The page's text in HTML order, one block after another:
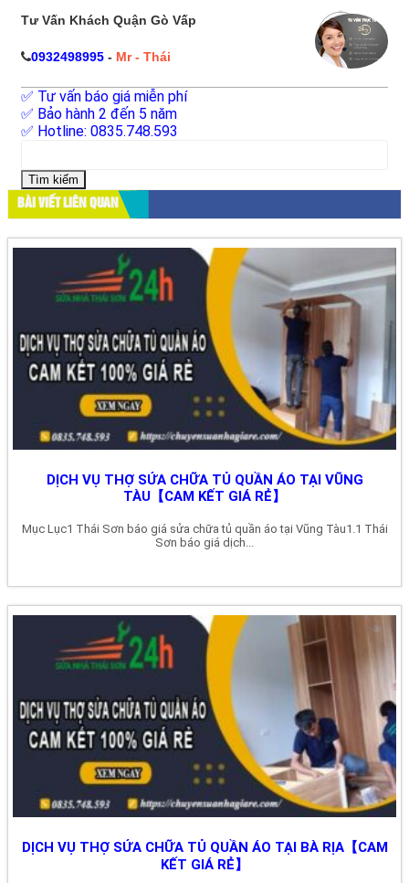
Tư Vấn Khách Quận Gò Vấp
0932498995 - Mr - Thái
✅ Tư vấn báo giá miễn phí
✅ Bảo hành 2 đến 5 năm
✅ Hotline: 0835.748.593
cho:
BÀI VIẾT LIÊN QUAN
DỊCH VỤ THỢ SỬA CHỮA TỦ QUẦN ÁO TẠI VŨNG
TÀU【CAM KẾT GIÁ RẺ】
Mục Lục1 Thái Sơn báo giá sửa chữa tủ quần áo tại Vũng Tàu1.1 Thái
Sơn báo giá dịch...
DỊCH VỤ THỢ SỬA CHỮA TỦ QUẦN ÁO TẠI BÀ RỊA【CAM
KẾT GIÁ RẺ】